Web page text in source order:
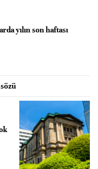
yılın son haftası